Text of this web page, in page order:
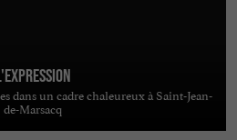
dans un cadre chaleureux à Saint-Jean-
de-Marsacq